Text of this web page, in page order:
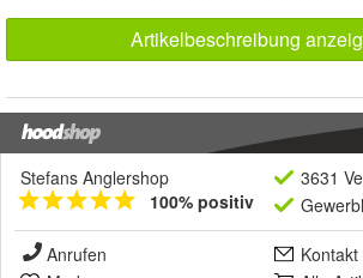
Artikelbeschreibung
Stefans Anglershop
100% positiv
3631
Anrufen
Kontakt